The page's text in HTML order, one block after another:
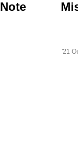
Note
'21